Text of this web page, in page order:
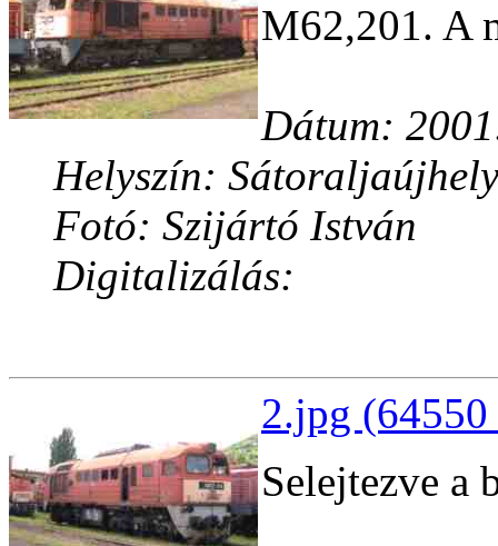
M62,201. A
Dátum:
Helyszín: Sátoraljaújhely
Fotó: Szijártó István
Digitalizálás:
2.jpg (64550
Selejtezve a